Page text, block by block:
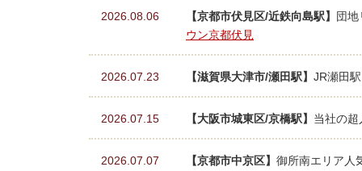
2026.08.06 【京都市伏見区/近鉄向島駅】 団地
ウン京都伏見
2026.07.23 【滋賀県大津市/瀬田駅】 JR瀬田
2026.07.15 【大阪市城東区/京橋駅】 当社の
2026.07.07 【京都市中京区】 御所南エリア人